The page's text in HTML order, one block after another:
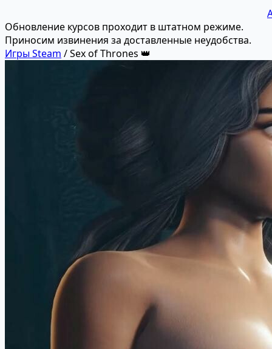
Обновление курсов проходит в штатном режиме.
Приносим извинения за доставленные неудобства.
Игры Steam /Sex of Thrones 👑